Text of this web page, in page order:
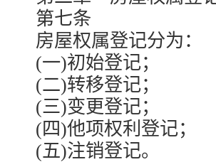
第七条
房屋权属登记分为：
(一)初始登记；
(二)转移登记；
(三)变更登记；
(四)他项权利登记；
(五)注销登记。